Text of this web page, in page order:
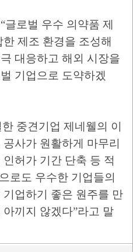
“글로벌 우수 의약품 제
제조 환경을 조성해
대응하고 해외 시장을
기업으로 도약하겠
한 중견기업 제네웰의 이
공사가 원활하게 마무리
허가 기간 단축 등 적
로도 우수한 기업들의
업하기 좋은 원주를 만
아끼지 않겠다”라고 말